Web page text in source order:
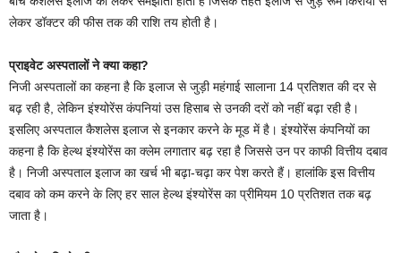
लेकर डॉक्टर की फीस तक की राशि तय होती है।
प्राइवेट अस्पतालों ने क्या कहा?
निजी अस्पतालों का कहना है कि इलाज से जुड़ी महंगाई सालाना 14 प्रतिशत की दर से
बढ़ रही है, लेकिन इंश्योरेंस कंपनियां उस हिसाब से उनकी दरों को नहीं बढ़ा रही है।
इसलिए अस्पताल कैशलेस इलाज से इनकार करने के मूड में है। इंश्योरेंस कंपनियों का
कहना है कि हेल्थ इंश्योरेंस का क्लेम लगातार बढ़ रहा है जिससे उन पर काफी वित्तीय दबाव
है। निजी अस्पताल इलाज का खर्च भी बढ़ा-चढ़ा कर पेश करते हैं। हालांकि इस वित्तीय
दबाव को कम करने के लिए हर साल हेल्थ इंश्योरेंस का प्रीमियम 10 प्रतिशत तक बढ़
जाता है।